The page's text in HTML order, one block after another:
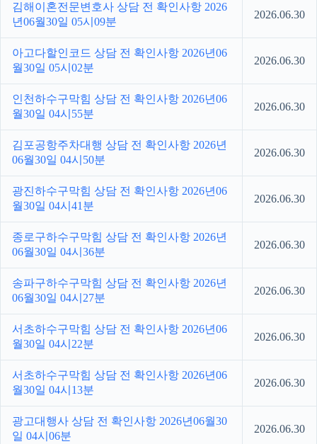
김해이혼전문변호사 상담 전 확인사항 2026
년06월30일 05시09분
2026.06.30
아고다할인코드 상담 전 확인사항 2026년06
월30일 05시02분
2026.06.30
인천하수구막힘 상담 전 확인사항 2026년06
월30일 04시55분
2026.06.30
김포공항주차대행 상담 전 확인사항 2026년
06월30일 04시50분
2026.06.30
광진하수구막힘 상담 전 확인사항 2026년06
월30일 04시41분
2026.06.30
종로구하수구막힘 상담 전 확인사항 2026년
06월30일 04시36분
2026.06.30
송파구하수구막힘 상담 전 확인사항 2026년
06월30일 04시27분
2026.06.30
서초하수구막힘 상담 전 확인사항 2026년06
월30일 04시22분
2026.06.30
서초하수구막힘 상담 전 확인사항 2026년06
월30일 04시13분
2026.06.30
광고대행사 상담 전 확인사항 2026년06월30
일 04시06분
2026.06.30